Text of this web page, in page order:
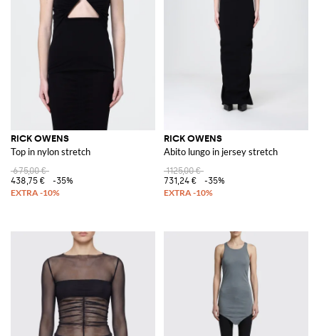
RICK OWENS
Top in nylon stretch
675,00 €
438,75 €
-35%
RICK OWENS
Abito lungo in jersey stretch
1125,00 €
731,24 €
-35%